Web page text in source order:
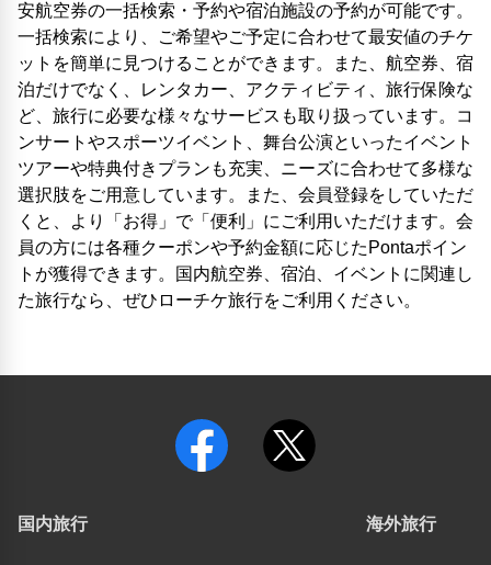
安航空券の一括検索・予約や宿泊施設の予約が可能です。
一括検索により、ご希望やご予定に合わせて最安値のチケ
ットを簡単に見つけることができます。また、航空券、宿
泊だけでなく、レンタカー、アクティビティ、旅行保険な
ど、旅行に必要な様々なサービスも取り扱っています。コ
ンサートやスポーツイベント、舞台公演といったイベント
ツアーや特典付きプランも充実、ニーズに合わせて多様な
選択肢をご用意しています。また、会員登録をしていただ
くと、より「お得」で「便利」にご利用いただけます。会
員の方には各種クーポンや予約金額に応じたPontaポイン
トが獲得できます。国内航空券、宿泊、イベントに関連し
た旅行なら、ぜひローチケ旅行をご利用ください。
国内旅行 海外旅行